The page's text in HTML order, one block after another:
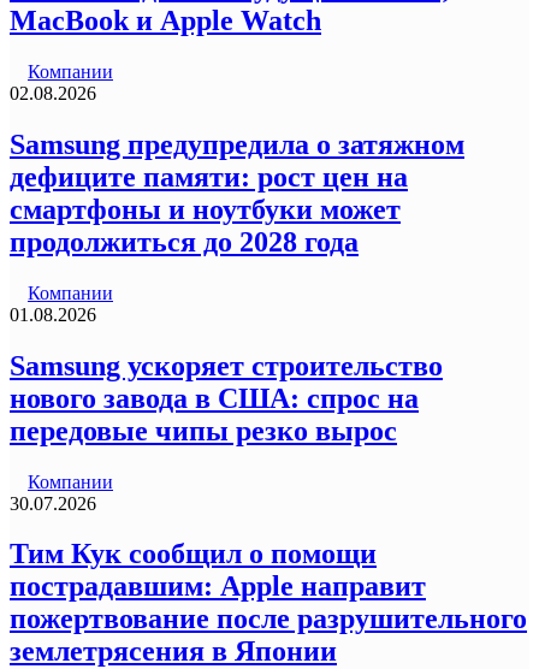
MacBook и Apple Watch
Компании
02.08.2026
Samsung предупредила о затяжном
дефиците памяти: рост цен на
смартфоны и ноутбуки может
продолжиться до 2028 года
Компании
01.08.2026
Samsung ускоряет строительство
нового завода в США: спрос на
передовые чипы резко вырос
Компании
30.07.2026
Тим Кук сообщил о помощи
пострадавшим: Apple направит
пожертвование после разрушительного
землетрясения в Японии